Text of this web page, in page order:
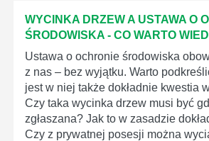
WYCINKA DRZEW A USTAWA O
ŚRODOWISKA - CO WARTO
Ustawa o ochronie środowiska
z nas – bez wyjątku. Warto
jest w niej także dokładnie kwestia
Czy taka wycinka drzew musi być
zgłaszana? Jak to w zasadzie
Czy z prywatnej posesji można